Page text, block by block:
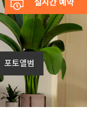
실시간 예약
포토앨범